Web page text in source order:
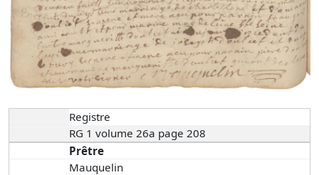
Registre
RG 1 volume 26a page 208
Prêtre
Mauquelin